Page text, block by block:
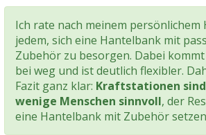
Ich rate nach meinem
jedem, sich eine Hantelbank mit
Zubehör zu besorgen. Dabei
bei weg und ist deutlich flexibler.
Fazit ganz klar: Kraftstationen
wenige Menschen sinnvoll, der
eine Hantelbank mit Zubehör